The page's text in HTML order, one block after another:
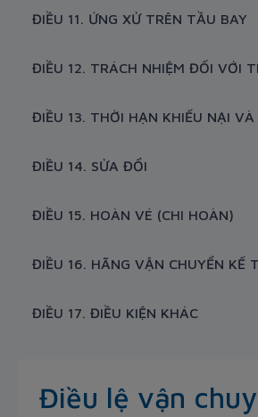
Điều lệ vận
ĐIỀU 11. ỨNG XỬ TRÊN TẦU BAY
ĐIỀU 12. TRÁCH NHIỆM ĐỐI VỚI
ĐIỀU 13. THỜI HẠN KHIẾU NẠI VÀ
ĐIỀU 14. SỬA ĐỔI
ĐIỀU 15. HOÀN VÉ (CHI HOÀN)
ĐIỀU 16. HÃNG VẬN CHUYỂN KẾ
ĐIỀU 17. ĐIỀU KIỆN KHÁC